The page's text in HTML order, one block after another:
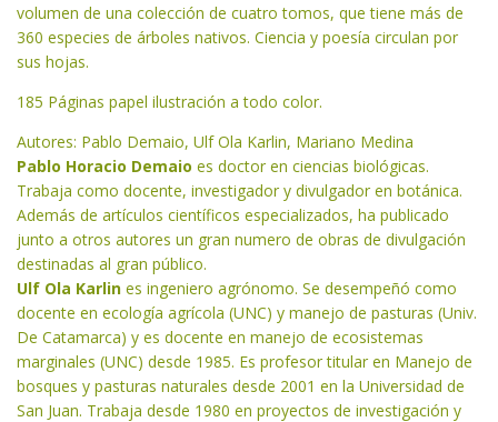
volumen de una colección de cuatro tomos, que tiene más de
360 especies de árboles nativos. Ciencia y poesía circulan por
sus hojas.
185 Páginas papel ilustración a todo color.
Autores: Pablo Demaio, Ulf Ola Karlin, Mariano Medina
Pablo Horacio Demaio es doctor en ciencias biológicas.
Trabaja como docente, investigador y divulgador en botánica.
Además de artículos científicos especializados, ha publicado
junto a otros autores un gran numero de obras de divulgación
destinadas al gran público.
Ulf Ola Karlin es ingeniero agrónomo. Se desempeñó como
docente en ecología agrícola (UNC) y manejo de pasturas (Univ.
De Catamarca) y es docente en manejo de ecosistemas
marginales (UNC) desde 1985. Es profesor titular en Manejo de
bosques y pasturas naturales desde 2001 en la Universidad de
San Juan. Trabaja desde 1980 en proyectos de investigación y